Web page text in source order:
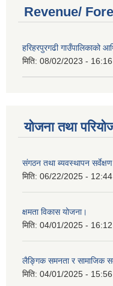
Revenue/
हरिहरपुरगढी गाउँपालिकाको
मिति: 08/02/2023 - 16:16
योजना तथा
संगठन तथा ब्यवस्थापन
मिति: 06/22/2025 - 12:44
क्षमता विकास योजना।
मिति: 04/01/2025 - 16:12
लैङ्गिक समनता र सामाजिक
मिति: 04/01/2025 - 15:56